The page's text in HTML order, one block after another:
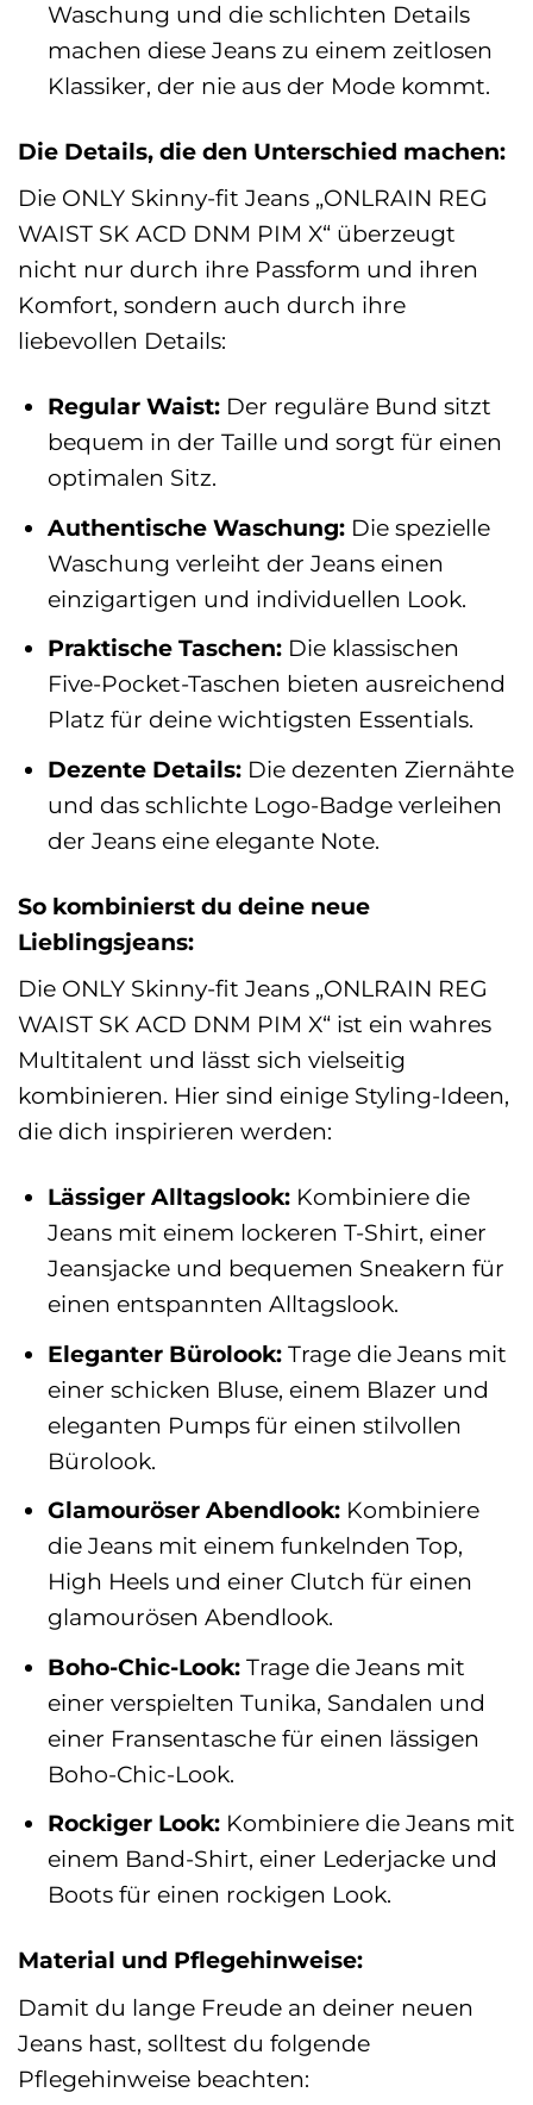
Waschung und die schlichten Details
machen diese Jeans zu einem zeitlosen
Klassiker, der nie aus der Mode kommt.
Die Details, die den Unterschied machen:
Die ONLY Skinny-fit Jeans „ONLRAIN REG
WAIST SK ACD DNM PIM X“ überzeugt
nicht nur durch ihre Passform und ihren
Komfort, sondern auch durch ihre
liebevollen Details:
Regular Waist:Der reguläre Bund sitzt
bequem in der Taille und sorgt für einen
optimalen Sitz.
Authentische Waschung:Die spezielle
Waschung verleiht der Jeans einen
einzigartigen und individuellen Look.
Praktische Taschen:Die klassischen
Five-Pocket-Taschen bieten ausreichend
Platz für deine wichtigsten Essentials.
Dezente Details:Die dezenten Ziernähte
und das schlichte Logo-Badge verleihen
der Jeans eine elegante Note.
So kombinierst du deine neue
Lieblingsjeans:
Die ONLY Skinny-fit Jeans „ONLRAIN REG
WAIST SK ACD DNM PIM X“ ist ein wahres
Multitalent und lässt sich vielseitig
kombinieren. Hier sind einige Styling-Ideen,
die dich inspirieren werden:
Lässiger Alltagslook:Kombiniere die
Jeans mit einem lockeren T-Shirt, einer
Jeansjacke und bequemen Sneakern für
einen entspannten Alltagslook.
Eleganter Bürolook:Trage die Jeans mit
einer schicken Bluse, einem Blazer und
eleganten Pumps für einen stilvollen
Bürolook.
Glamouröser Abendlook:Kombiniere
die Jeans mit einem funkelnden Top,
High Heels und einer Clutch für einen
glamourösen Abendlook.
Boho-Chic-Look:Trage die Jeans mit
einer verspielten Tunika, Sandalen und
einer Fransentasche für einen lässigen
Boho-Chic-Look.
Rockiger Look:Kombiniere die Jeans mit
einem Band-Shirt, einer Lederjacke und
Boots für einen rockigen Look.
Material und Pflegehinweise:
Damit du lange Freude an deiner neuen
Jeans hast, solltest du folgende
Pflegehinweise beachten: